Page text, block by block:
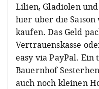
Lilien, Gladiolen
hier über die
kaufen. Das Geld
Vertrauenskasse
easy via PayPal.
Bauernhof
auch noch kleinen